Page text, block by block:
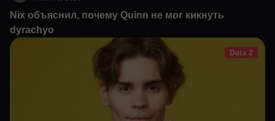
Nix объяснил, почему Quinn не мог кикнуть
dyrachyo
Dota 2